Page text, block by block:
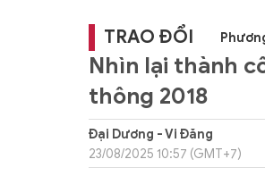
TRAO ĐỔI
Nhìn lại thành
thông 2018
Đại Dương - Vi Đăng
23/08/2025 10:57 (GMT+7)